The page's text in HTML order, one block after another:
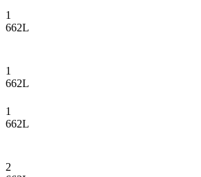
1
662L
1
662L
1
662L
2